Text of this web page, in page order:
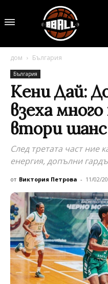
дом България
България
Кени Дай:
взеха
втори шанс
След третата част ние
енергия, допълни
от Виктория Петрова - 11/02/